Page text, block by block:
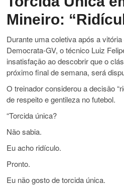
Mineiro:
Durante uma coletiva após a
Democrata-GV, o técnico Luiz
insatisfação ao descobrir que o
próximo final de semana, será
O treinador considerou a decisão
de respeito e gentileza no futebol.
“Torcida única?
Não sabia.
Eu acho ridículo.
Pronto.
Eu não gosto de torcida única.